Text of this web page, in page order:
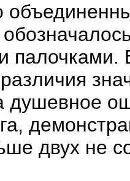
палочками.
душевное
двух не